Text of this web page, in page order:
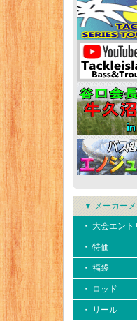
▼ メーカー
・ 大会エント
・ 特価
・ 福袋
・ ロッド
・ リール